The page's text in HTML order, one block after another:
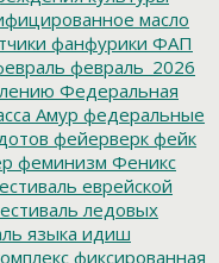
масло
фанфурики ФАП
февраль_2026
Федеральная
Амур федеральные
фейерверк фейк
феминизм Феникс
еврейской
ледовых
языка идиш
фиксированная